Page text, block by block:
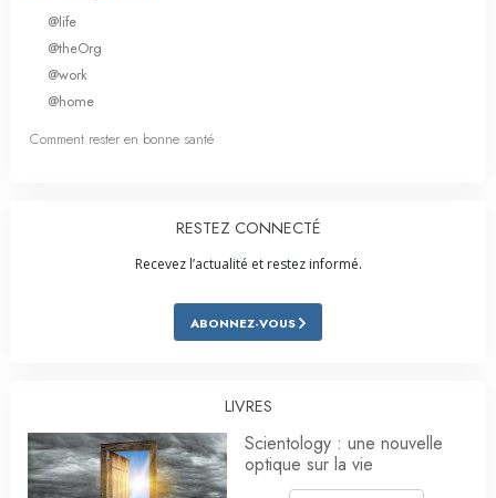
@life
@theOrg
@work
@home
Comment rester en bonne santé
RESTEZ CONNECTÉ
Recevez l’actualité et restez informé.
ABONNEZ-VOUS
LIVRES
Scientology : une nouvelle
optique sur la vie